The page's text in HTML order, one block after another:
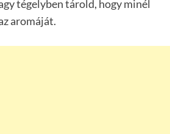
tégelyben tárold, hogy minél
aromáját.